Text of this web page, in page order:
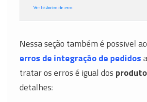
Nessa seção também é possivel
erros de integração de pedidos
tratar os erros é igual dos
detalhes: